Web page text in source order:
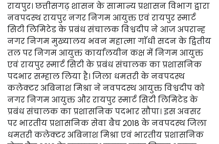
रायपुर। छत्तीसगढ़ शासन के सामान्य प्रशासन विभाग द्वारा
नवपदस्थ रायपुर नगर निगम आयुक्त एवं रायपुर स्मार्ट
सिटी लिमिटेड के प्रबंध संचालक विश्वदीप ने आज अपरान्ह
नगर निगम मुख्यालय भवन महात्मा गाॅधी सदन के द्वितीय
तल पर निगम आयुक्त कार्यालयीन कक्ष में निगम आयुक्त
एवं रायपुर स्मार्ट सिटी के प्रबंध संचालक का प्रशासनिक
पदभार सम्हाल लिया है। जिला धमतरी के नवपदस्थ
कलेक्टर अबिनाश मिश्रा ने नवपदस्थ आयुक्त विश्वदीप को
नगर निगम आयुक्त और रायपुर स्मार्ट सिटी लिमिटेड के
प्रबंध संचालक का प्रशासनिक पदभार सौपा। इस अवसर
पर भारतीय प्रशासनिक सेवा बैच 2018 के नवपदस्थ जिला
धमतरी कलेक्टर अबिनाश मिश्रा एवं भारतीय प्रशासनिक